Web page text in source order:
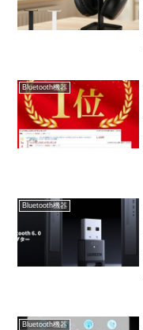
Bluetooth機器
Bluetooth機器
Bluetooth機器